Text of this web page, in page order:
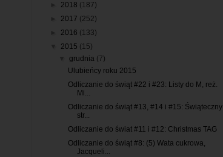
2018 (187)
2017 (252)
2016 (133)
2015 (15)
▼grudnia (7)
Ulubieńcy roku 2015
Odliczanie do świąt #22 i #23: Listy do M, reż.
Mi...
Odliczanie do świąt #13, #14 i #15: Świąteczny
str...
Odliczanie do świat #11 i #12: Christmas TAG
Odliczanie do świąt #8: (5) Wata cukrowa,
Jacqueli...